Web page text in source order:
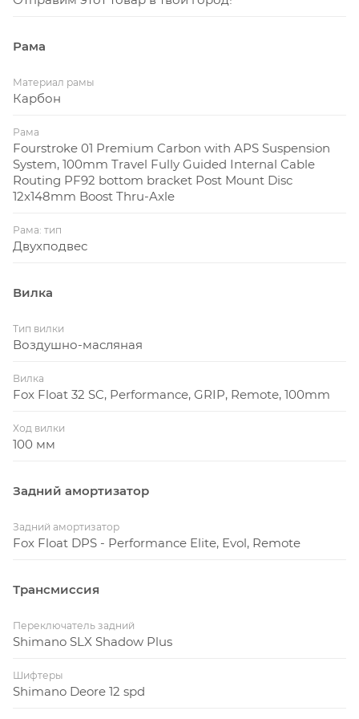
Рама
Материал рамы
Карбон
Рама
Fourstroke 01 Premium Carbon with APS Suspension
System, 100mm Travel Fully Guided Internal Cable
Routing PF92 bottom bracket Post Mount Disc
12x148mm Boost Thru-Axle
Рама: тип
Двухподвес
Вилка
Тип вилки
Воздушно-масляная
Вилка
Fox Float 32 SC, Performance, GRIP, Remote, 100mm
Ход вилки
100 мм
Задний амортизатор
Задний амортизатор
Fox Float DPS - Performance Elite, Evol, Remote
Трансмиссия
Переключатель задний
Shimano SLX Shadow Plus
Шифтеры
Shimano Deore 12 spd